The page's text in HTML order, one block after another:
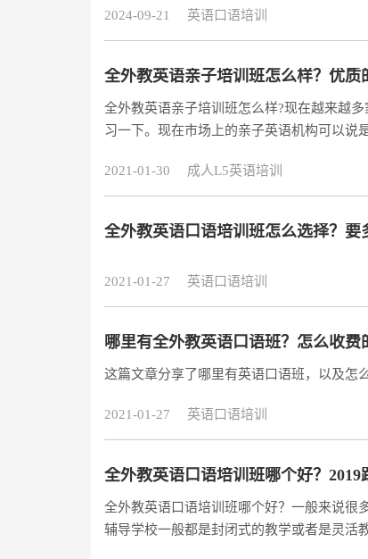
2024-09-21 英语口语培训
全外教英语亲子培训班怎么样？优质
全外教英语亲子培训班怎么样?现在越来越
习一下。现在市场上的亲子英语机构可以说
到底是好还是不好，在这里给家长们普及一下
2021-01-30 成人L5英语培训
全外教英语口语培训班怎么选择？要
2021-01-27 英语口语培训
哪里有全外教英语口语班？怎么收费
这篇文章分享了哪里有英语口语班，以及怎
2021-01-27 英语口语培训
全外教英语口语培训班哪个好？2019
全外教英语口语培训班哪个好？一般来说很
辅导学校一般都是封闭式的教学或者是灵活